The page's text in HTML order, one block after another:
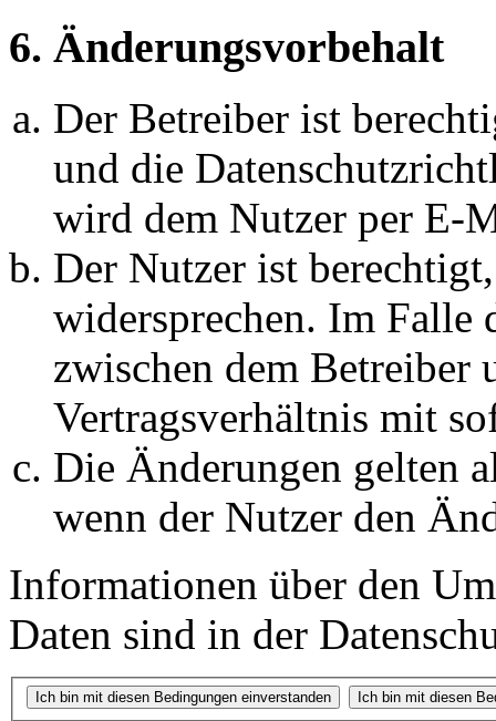
6. Änderungsvorbehalt
Der Betreiber ist
und die
wird dem Nutzer per E-
Der Nutzer ist
widersprechen. Im Falle
zwischen dem Betreiber
Vertragsverhältnis mit
Die Änderungen gelten
wenn der Nutzer den
Informationen über den
Daten sind in der